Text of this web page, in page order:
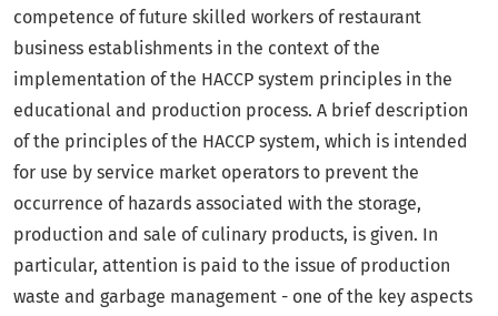
competence of future skilled workers of restaurant
business establishments in the context of the
implementation of the HACCP system principles in the
educational and production process. A brief description
of the principles of the HACCP system, which is intended
for use by service market operators to prevent the
occurrence of hazards associated with the storage,
production and sale of culinary products, is given. In
particular, attention is paid to the issue of production
waste and garbage management - one of the key aspects